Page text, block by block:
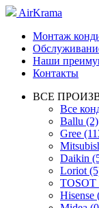
AirKrama
Монтаж
Наши
Контакты
ВСЕ
Все
Ballu (2)
Gree
Daikin
Loriot
TOSOT
Hisense